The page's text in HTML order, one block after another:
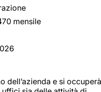
mensile
dell’azienda e si occuperà